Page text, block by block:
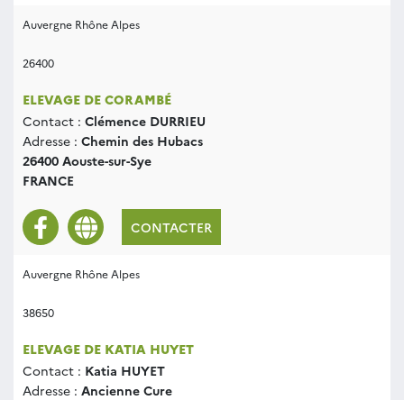
Auvergne Rhône Alpes
26400
ELEVAGE DE CORAMBÉ
Contact : Clémence DURRIEU
Adresse : Chemin des Hubacs
26400 Aouste-sur-Sye
FRANCE
CONTACTER
Auvergne Rhône Alpes
38650
ELEVAGE DE KATIA HUYET
Contact : Katia HUYET
Adresse : Ancienne Cure